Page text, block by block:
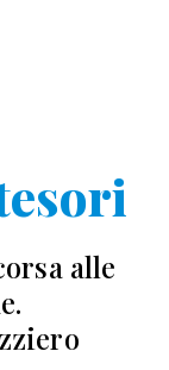
alle